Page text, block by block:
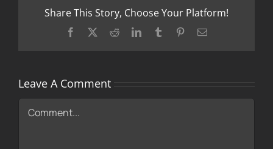
Share This Story, Choose Your Platform!
Facebook RedditLinkedInTumblr PinterestEmail
Leave A Comment